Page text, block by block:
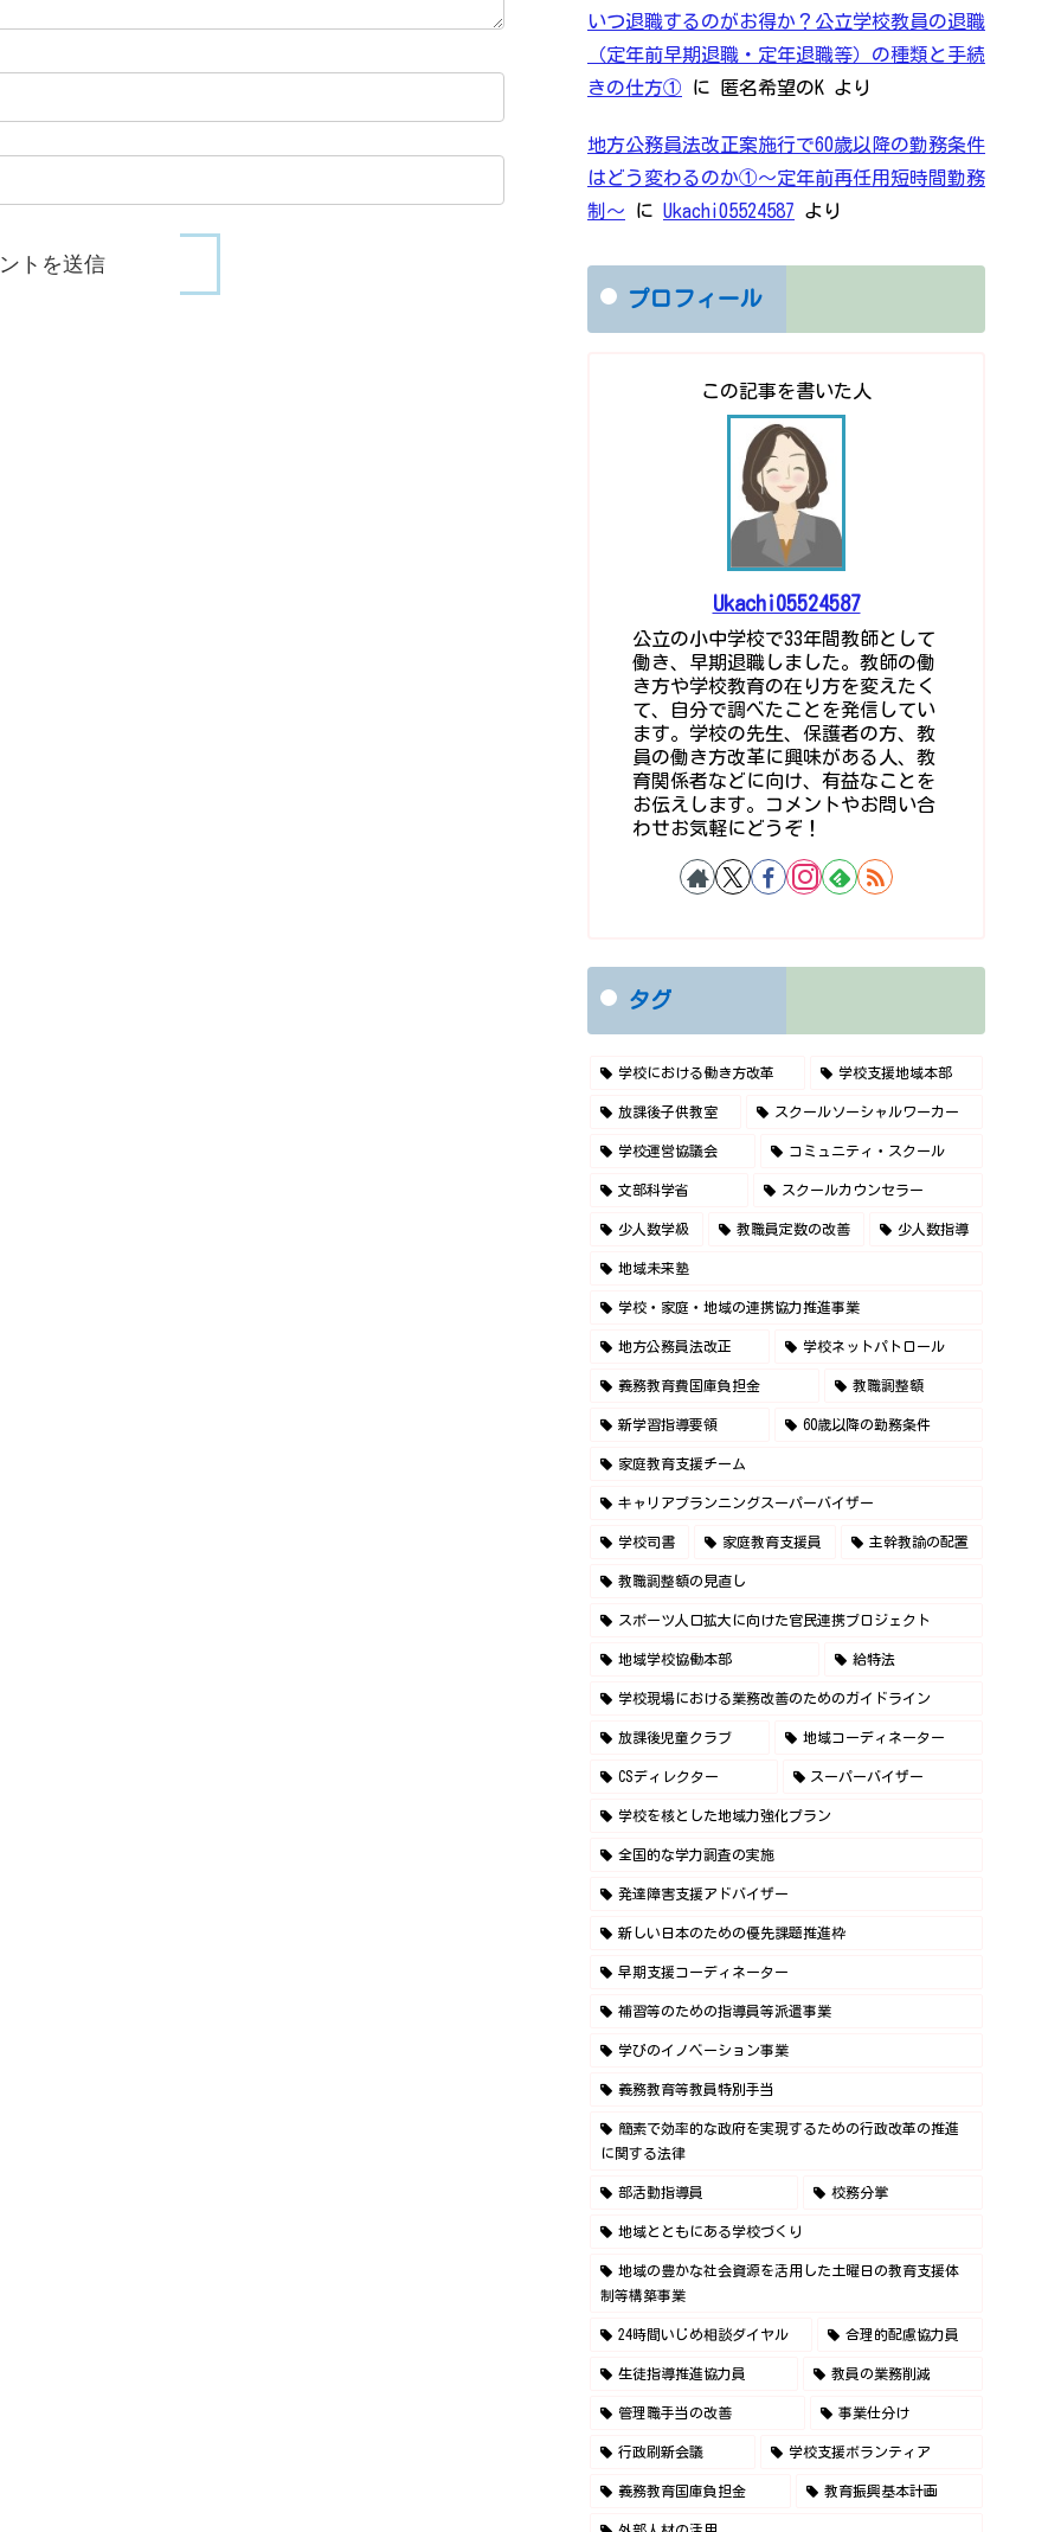
いつ退職するのがお得か？公立学校教員の退職
（定年前早期退職・定年退職等）の種類と手続
きの仕方① に 匿名希望のK より
地方公務員法改正案施行で60歳以降の勤務条件
はどう変わるのか①～定年前再任用短時間勤務
制～ に Ukachi05524587 より
プロフィール
この記事を書いた人
Ukachi05524587
公立の小中学校で33年間教師として
働き、早期退職しました。教師の働
き方や学校教育の在り方を変えたく
て、自分で調べたことを発信してい
ます。学校の先生、保護者の方、教
員の働き方改革に興味がある人、教
育関係者などに向け、有益なことを
お伝えします。コメントやお問い合
わせお気軽にどうぞ！
タグ
学校における働き方改革 学校支援地域本部
放課後子供教室 スクールソーシャルワーカー
学校運営協議会 コミュニティ・スクール
文部科学省 スクールカウンセラー
少人数学級 教職員定数の改善 少人数指導
地域未来塾
学校・家庭・地域の連携協力推進事業
地方公務員法改正 学校ネットパトロール
義務教育費国庫負担金 教職調整額
新学習指導要領 60歳以降の勤務条件
家庭教育支援チーム
キャリアプランニングスーパーバイザー
学校司書 家庭教育支援員 主幹教諭の配置
教職調整額の見直し
スポーツ人口拡大に向けた官民連携プロジェクト
地域学校協働本部 給特法
学校現場における業務改善のためのガイドライン
放課後児童クラブ 地域コーディネーター
CSディレクター スーパーバイザー
学校を核とした地域力強化プラン
全国的な学力調査の実施
発達障害支援アドバイザー
新しい日本のための優先課題推進枠
早期支援コーディネーター
補習等のための指導員等派遣事業
学びのイノベーション事業
義務教育等教員特別手当
簡素で効率的な政府を実現するための行政改革の推進
に関する法律
部活動指導員 校務分掌
地域とともにある学校づくり
地域の豊かな社会資源を活用した土曜日の教育支援体
制等構築事業
24時間いじめ相談ダイヤル 合理的配慮協力員
生徒指導推進協力員 教員の業務削減
管理職手当の改善 事業仕分け
行政刷新会議 学校支援ボランティア
義務教育国庫負担金 教育振興基本計画
外部人材の活用